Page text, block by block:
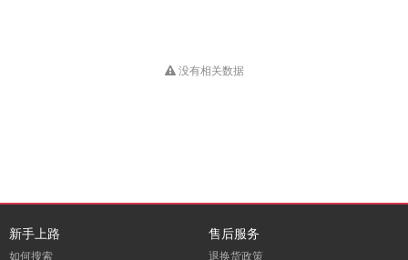
没有相关数据
新手上路
如何搜索
售后服务
退换货政策